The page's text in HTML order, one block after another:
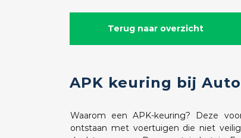
Terug naar overzicht
APK keuring bij
Waarom een APK-keuring? Deze
ontstaan met voertuigen die niet